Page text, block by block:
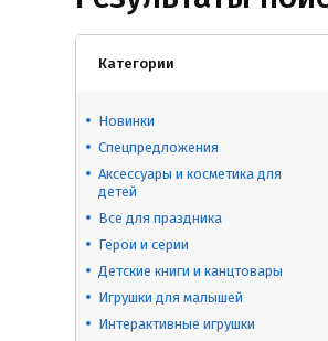
Категории
Новинки
Спецпредложения
Аксессуары и косметика для
детей
Все для праздника
Герои и серии
Детские книги и канцтовары
Игрушки для малышей
Интерактивные игрушки